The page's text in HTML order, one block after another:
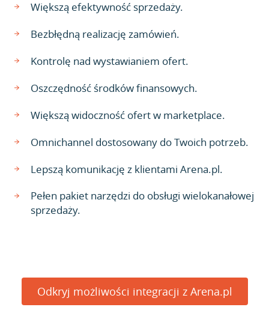
Większą efektywność sprzedaży.
Bezbłędną realizację zamówień.
Kontrolę nad wystawianiem ofert.
Oszczędność środków finansowych.
Większą widoczność ofert w marketplace.
Omnichannel dostosowany do Twoich potrzeb.
Lepszą komunikację z klientami Arena.pl.
Pełen pakiet narzędzi do obsługi wielokanałowej
sprzedaży.
Odkryj możliwości integracji z Arena.pl